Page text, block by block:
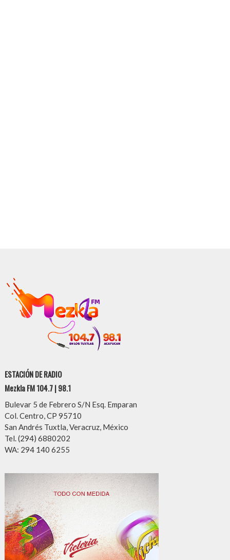
ESTACIÓN DE RADIO
Mezkla FM 104.7 | 98.1
Bulevar 5 de Febrero S/N Esq. Emparan
Col. Centro, CP 95710
San Andrés Tuxtla, Veracruz, México
Tel. (294) 6880202
WA: 294 140 6255